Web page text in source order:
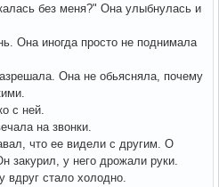
без меня?" Она улыбнулась и
Она иногда просто не поднимала
Она не обьясняла, почему
с ней.
на звонки.
что ее видели с другим. О
закурил, у него дрожали руки.
стало холодно.